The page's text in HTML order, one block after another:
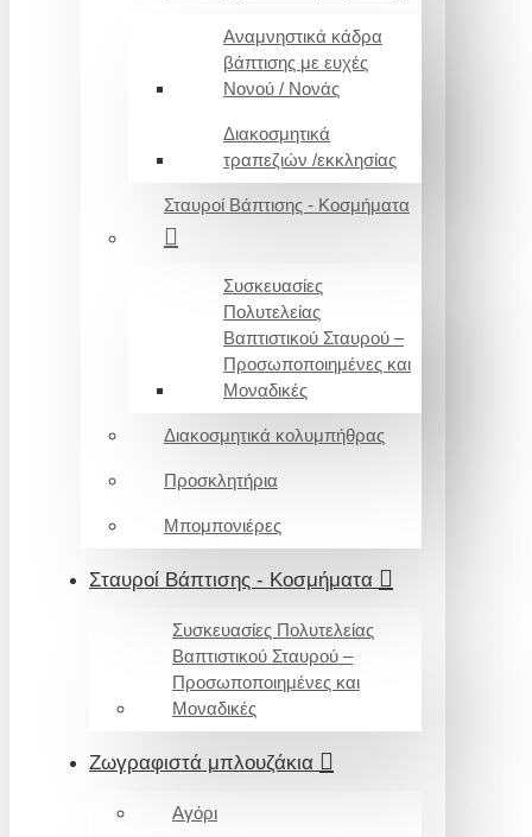
Αναμνηστικά κάδρα
βάπτισης με ευχές
Νονού / Νονάς
Διακοσμητικά
τραπεζιών /εκκλησίας
Σταυροί Βάπτισης - Κοσμήματα
Συσκευασίες
Πολυτελείας
Βαπτιστικού Σταυρού –
Προσωποποιημένες και
Μοναδικές
Διακοσμητικά κολυμπήθρας
Προσκλητήρια
Μπομπονιέρες
Σταυροί Βάπτισης - Κοσμήματα
Συσκευασίες Πολυτελείας
Βαπτιστικού Σταυρού –
Προσωποποιημένες και
Μοναδικές
Ζωγραφιστά μπλουζάκια
Αγόρι